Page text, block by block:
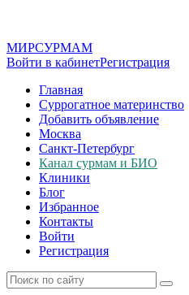
МИРСУРМАМ
Войти в кабинетРегистрация
Главная
Суррогатное материнство
Добавить объявление
Москва
Санкт-Петербург
Канал сурмам и БИО
Клиники
Блог
Избранное
Контакты
Войти
Регистрация